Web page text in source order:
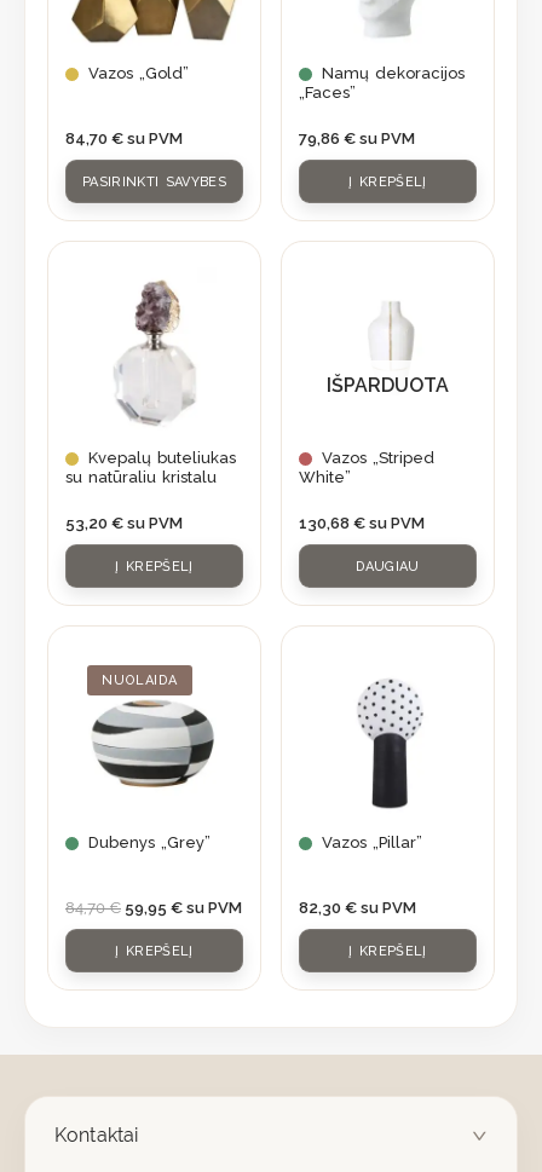
Vazos „Gold”
84,70 € su PVM
PASIRINKTI SAVYBES
The
options
may
chosen
on
the
product
page
Namų dekoracijos
„Faces”
79,86 € su PVM
Į KREPŠELĮ
Kvepalų buteliukas
su natūraliu kristalu
53,20 € su PVM
Į KREPŠELĮ
IŠPARDUOTA
Vazos „Striped
White”
130,68 € su PVM
DAUGIAU
NUOLAIDA
Dubenys „Grey”
84,70€
was:
84,70 €.
59,95 €
is:
59,95 €.
su PVM
Į KREPŠELĮ
Vazos „Pillar”
82,30 € su PVM
Į KREPŠELĮ
Kontaktai